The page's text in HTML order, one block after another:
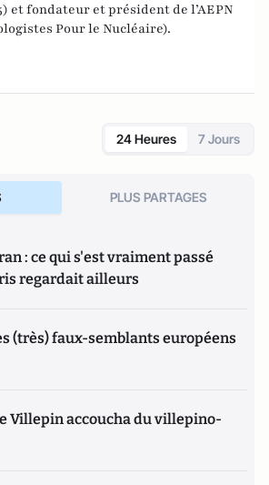
et fondateur et président de l’AEPN
Pour le Nucléaire).
24 Heures 7 Jours
PLUS PARTAGES
: ce qui s'est vraiment passé
regardait ailleurs
(très) faux-semblants européens
Villepin accoucha du villepino-